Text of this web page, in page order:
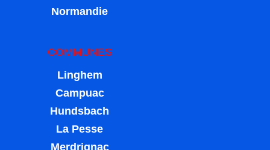
Normandie
COMMUNES
Linghem
Campuac
Hundsbach
La Pesse
Merdrignac